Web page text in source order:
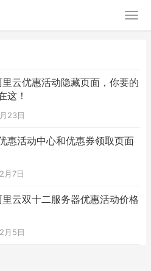
云优惠活动隐藏页面，你要的
这！
23日
惠活动中心和优惠券领取页面
月7日
云双十二服务器优惠活动价格
月5日